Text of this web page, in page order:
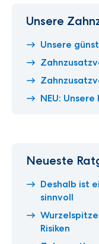
Unsere
Unsere
NEU:
Neueste
Deshalb ist
sinnvoll
Risiken